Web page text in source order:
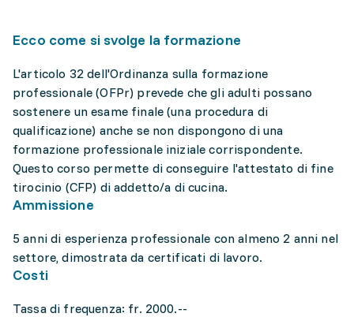
Ecco come si svolge la formazione
L'articolo 32 dell'Ordinanza sulla formazione
professionale (OFPr) prevede che gli adulti possano
sostenere un esame finale (una procedura di
qualificazione) anche se non dispongono di una
formazione professionale iniziale corrispondente.
Questo corso permette di conseguire l'attestato di fine
tirocinio (CFP) di addetto/a di cucina.
Ammissione
5 anni di esperienza professionale con almeno 2 anni nel
settore, dimostrata da certificati di lavoro.
Costi
Tassa di frequenza: fr. 2000.--